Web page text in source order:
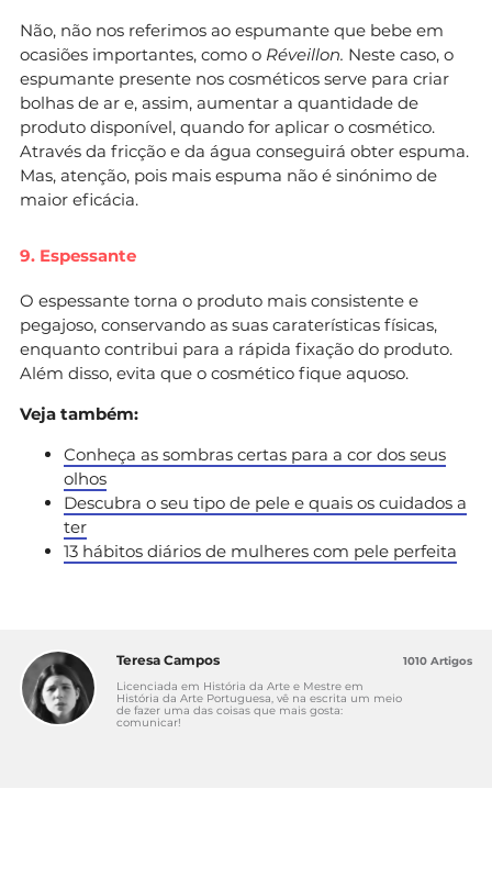
Não, não nos referimos ao espumante que bebe em
ocasiões importantes, como o Réveillon. Neste caso, o
espumante presente nos cosméticos serve para criar
bolhas de ar e, assim, aumentar a quantidade de
produto disponível, quando for aplicar o cosmético.
Através da fricção e da água conseguirá obter espuma.
Mas, atenção, pois mais espuma não é sinónimo de
maior eficácia.
9. Espessante
O espessante torna o produto mais consistente e
pegajoso, conservando as suas caraterísticas físicas,
enquanto contribui para a rápida fixação do produto.
Além disso, evita que o cosmético fique aquoso.
Veja também:
Conheça as sombras certas para a cor dos seus
olhos
Descubra o seu tipo de pele e quais os cuidados a
ter
13 hábitos diários de mulheres com pele perfeita
Teresa Campos
Licenciada em História da Arte e Mestre em
História da Arte Portuguesa, vê na escrita um meio
de fazer uma das coisas que mais gosta:
comunicar!
1010 Artigos